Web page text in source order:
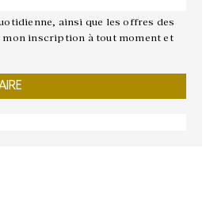
ainsi que les offres des
mon inscription à tout moment et